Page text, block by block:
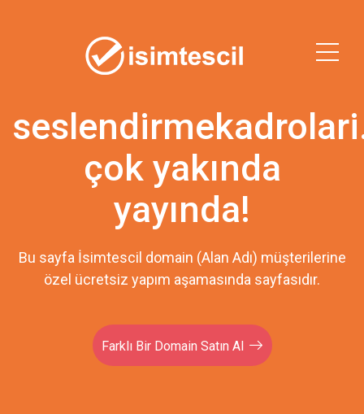
çok yakında
yayında!
Bu sayfa İsimtescil domain (Alan Adı) müşterilerine
özel ücretsiz yapım aşamasında sayfasıdır.
Farklı Bir Domain Satın Al